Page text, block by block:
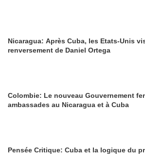
Nicaragua: Après Cuba, les Etats-Unis
renversement de Daniel Ortega
Colombie: Le nouveau Gouvernement
ambassades au Nicaragua et à Cuba
Pensée Critique: Cuba et la logique